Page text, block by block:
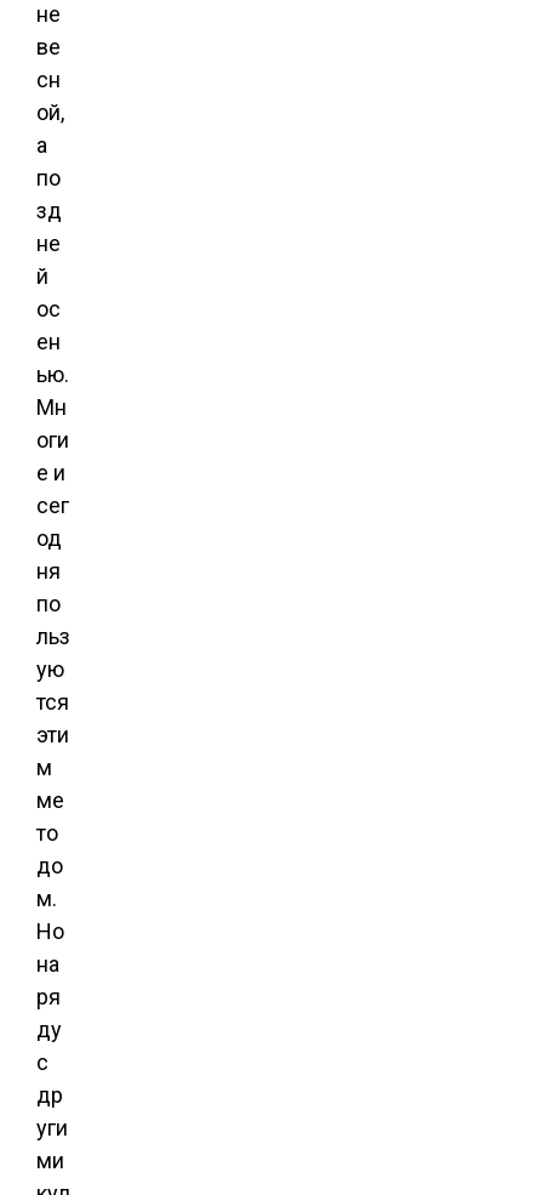
не
ве
сн
ой,
а
по
зд
не
й
ос
ен
ью.
Мн
оги
е и
сег
од
ня
по
льз
ую
тся
эти
м
ме
то
до
м.
Но
на
ря
ду
с
др
уги
ми